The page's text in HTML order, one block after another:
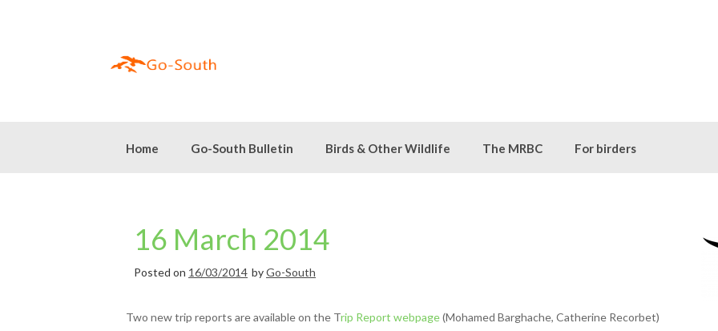
Home Go-South Bulletin Birds & Other Wildlife The MRBC For birders
16 March 2014
Posted on 16/03/2014 byGo-South
Two new trip reports are available on the Trip Report webpage(Mohamed Barghache, Catherine Recorbet)